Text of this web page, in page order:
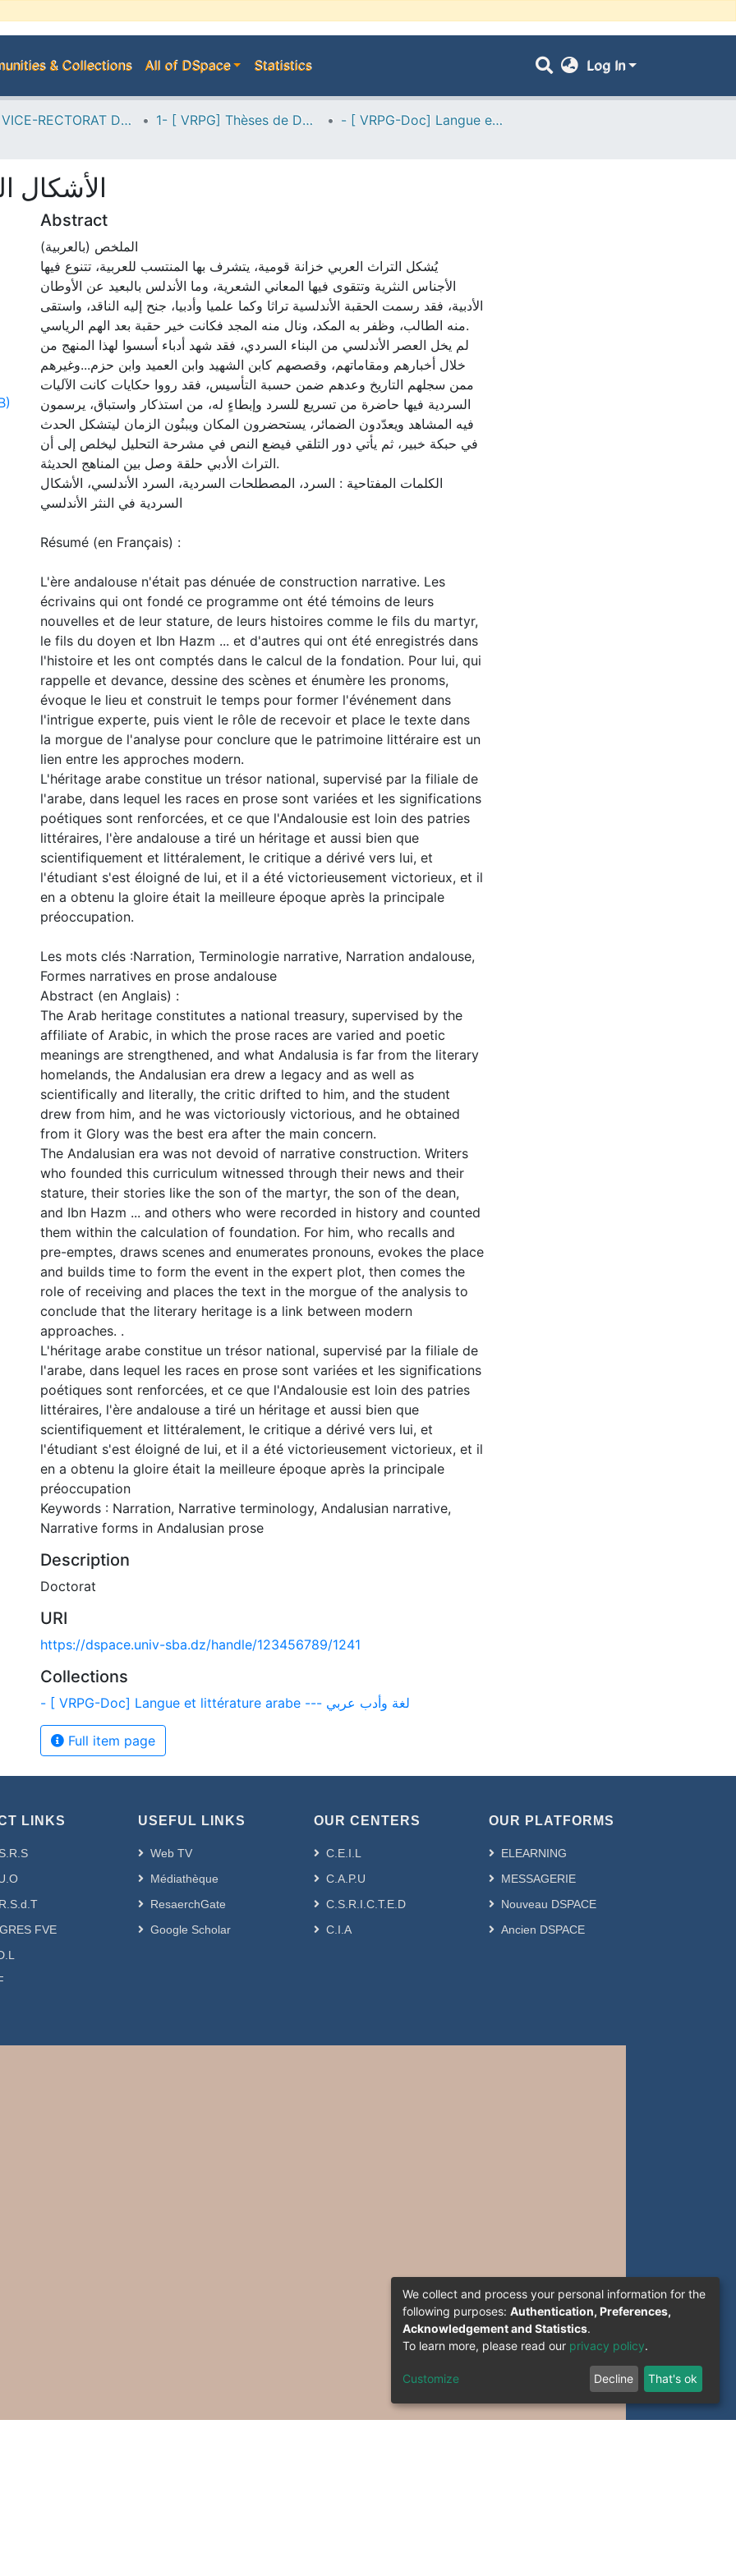
& Collections All of DSpace Statistics Log In
A--> VICE-RECTORAT DE LA POST-GRADUATION 1- [ VRPG] Thèses de Doctorat - [ VRPG-Doc] Langue et littérature arabe --- لغة وأدب عربي
الأشكال
Abstract
الملخص (بالعربية)
يُشكل التراث العربي خزانة قومية، يتشرف بها المنتسب للعربية، تتنوع فيها
الأجناس النثرية وتتقوى فيها المعاني الشعرية، وما الأندلس بالبعيد عن الأوطان
الأدبية، فقد رسمت الحقبة الأندلسية تراثا وكما علميا وأدبيا، جنح إليه الناقد، واستقى
منه الطالب، وظفر به المكد، ونال منه المجد فكانت خير حقبة بعد الهم الرياسي.
لم يخل العصر الأندلسي من البناء السردي، فقد شهد أدباء أسسوا لهذا المنهج من
خلال أخبارهم ومقاماتهم، وقصصهم كابن الشهيد وابن العميد وابن حزم...وغيرهم
ممن سجلهم التاريخ وعدهم ضمن حسبة التأسيس، فقد رووا حكايات كانت الآليات
السردية فيها حاضرة من تسريع للسرد وإبطاءٍ له، من استذكار واستباق، يرسمون
فيه المشاهد ويعدّدون الضمائر، يستحضرون المكان ويبنُون الزمان ليتشكل الحدث
في حبكة خبير، ثم يأتي دور التلقي فيضع النص في مشرحة التحليل ليخلص إلى أن
التراث الأدبي حلقة وصل بين المناهج الحديثة.
الكلمات المفتاحية : السرد، المصطلحات السردية، السرد الأندلسي، الأشكال
السردية في النثر الأندلسي
Résumé (en Français) :
L'ère andalouse n'était pas dénuée de construction narrative. Les
écrivains qui ont fondé ce programme ont été témoins de leurs
nouvelles et de leur stature, de leurs histoires comme le fils du martyr,
le fils du doyen et Ibn Hazm ... et d'autres qui ont été enregistrés dans
l'histoire et les ont comptés dans le calcul de la fondation. Pour lui, qui
rappelle et devance, dessine des scènes et énumère les pronoms,
évoque le lieu et construit le temps pour former l'événement dans
l'intrigue experte, puis vient le rôle de recevoir et place le texte dans
la morgue de l'analyse pour conclure que le patrimoine littéraire est un
lien entre les approches modern.
L'héritage arabe constitue un trésor national, supervisé par la filiale de
l'arabe, dans lequel les races en prose sont variées et les significations
poétiques sont renforcées, et ce que l'Andalousie est loin des patries
littéraires, l'ère andalouse a tiré un héritage et aussi bien que
scientifiquement et littéralement, le critique a dérivé vers lui, et
l'étudiant s'est éloigné de lui, et il a été victorieusement victorieux, et il
en a obtenu la gloire était la meilleure époque après la principale
préoccupation.
Les mots clés :Narration, Terminologie narrative, Narration andalouse,
Formes narratives en prose andalouse
Abstract (en Anglais) :
The Arab heritage constitutes a national treasury, supervised by the
affiliate of Arabic, in which the prose races are varied and poetic
meanings are strengthened, and what Andalusia is far from the literary
homelands, the Andalusian era drew a legacy and as well as
scientifically and literally, the critic drifted to him, and the student
drew from him, and he was victoriously victorious, and he obtained
from it Glory was the best era after the main concern.
The Andalusian era was not devoid of narrative construction. Writers
who founded this curriculum witnessed through their news and their
stature, their stories like the son of the martyr, the son of the dean,
and Ibn Hazm ... and others who were recorded in history and counted
them within the calculation of foundation. For him, who recalls and
pre-emptes, draws scenes and enumerates pronouns, evokes the place
and builds time to form the event in the expert plot, then comes the
role of receiving and places the text in the morgue of the analysis to
conclude that the literary heritage is a link between modern
approaches. .
L'héritage arabe constitue un trésor national, supervisé par la filiale de
l'arabe, dans lequel les races en prose sont variées et les significations
poétiques sont renforcées, et ce que l'Andalousie est loin des patries
littéraires, l'ère andalouse a tiré un héritage et aussi bien que
scientifiquement et littéralement, le critique a dérivé vers lui, et
l'étudiant s'est éloigné de lui, et il a été victorieusement victorieux, et il
en a obtenu la gloire était la meilleure époque après la principale
préoccupation
Keywords : Narration, Narrative terminology, Andalusian narrative,
Narrative forms in Andalusian prose
Description
Doctorat
URI
https://dspace.univ-sba.dz/handle/123456789/1241
Collections
- [ VRPG-Doc] Langue et littérature arabe --- لغة وأدب عربي
Full item page
LINKS
FVE
USEFUL LINKS
Web TV
Médiathèque
ResaerchGate
Google Scholar
OUR CENTERS
C.E.I.L
C.A.P.U
C.S.R.I.C.T.E.D
C.I.A
OUR PLATFORMS
ELEARNING
MESSAGERIE
Nouveau DSPACE
Ancien DSPACE
We collect and process your personal information for the
following purposes: Authentication, Preferences,
Acknowledgement and Statistics.
To learn more, please read our privacy policy.
Customize Decline That's ok